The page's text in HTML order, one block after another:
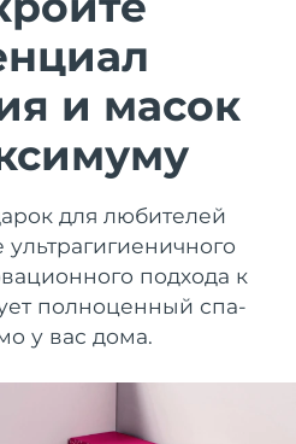
и масок
для любителей
ультрагигиеничного
подхода к
полноценный спа-
у вас дома.
БЕСТСЕЛЛЕРЫ
Ожидаемая дата доставки
Ожидаемая дата доставки
8/12/26
Ожидаемая дата доставки
8/9/26
Ожидаемая дата доставки